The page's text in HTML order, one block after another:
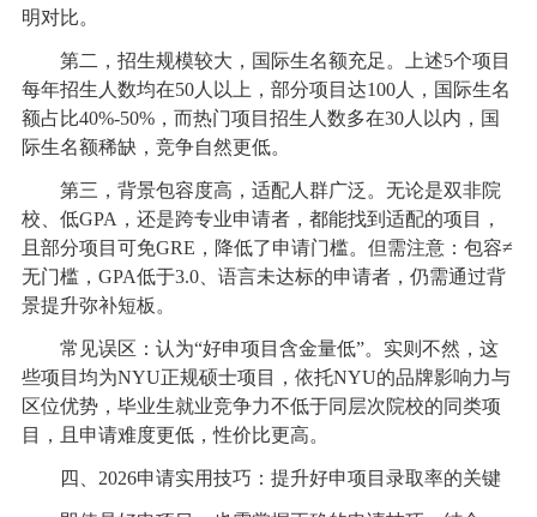
明对比。
第二，招生规模较大，国际生名额充足。上述5个项目
每年招生人数均在50人以上，部分项目达100人，国际生名
额占比40%-50%，而热门项目招生人数多在30人以内，国
际生名额稀缺，竞争自然更低。
第三，背景包容度高，适配人群广泛。无论是双非院
校、低GPA，还是跨专业申请者，都能找到适配的项目，
且部分项目可免GRE，降低了申请门槛。但需注意：包容≠
无门槛，GPA低于3.0、语言未达标的申请者，仍需通过背
景提升弥补短板。
常见误区：认为“好申项目含金量低”。实则不然，这
些项目均为NYU正规硕士项目，依托NYU的品牌影响力与
区位优势，毕业生就业竞争力不低于同层次院校的同类项
目，且申请难度更低，性价比更高。
四、2026申请实用技巧：提升好申项目录取率的关键